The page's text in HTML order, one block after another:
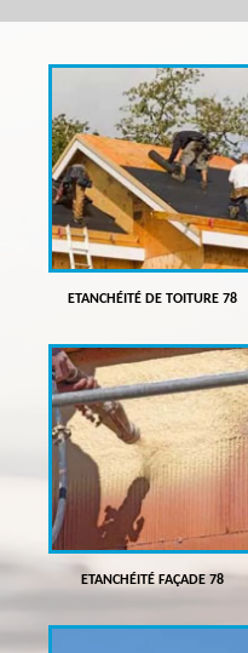
ETANCHÉITÉ DE TOITURE 78
ETANCHÉITÉ FAÇADE 78